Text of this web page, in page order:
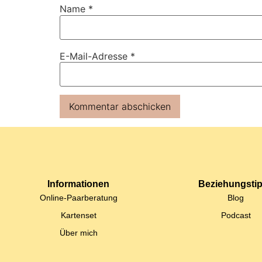
Name *
E-Mail-Adresse *
Informationen
Online-Paarberatung
Kartenset
Über mich
Blog
Podcast